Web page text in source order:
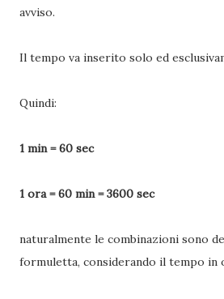
avviso.
Il tempo va inserito solo ed
Quindi:
1 min = 60 sec
1 ora = 60 min = 3600 sec
naturalmente le combinazioni sono
formuletta, considerando il tempo in